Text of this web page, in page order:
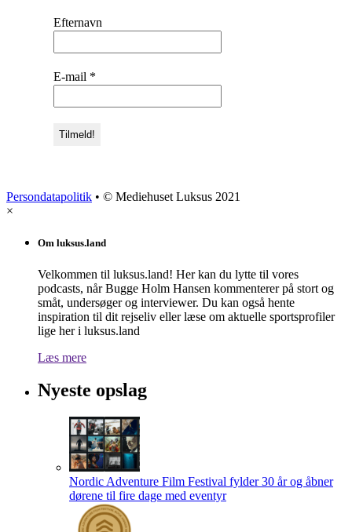
Efternavn
E-mail *
Persondatapolitik • © Mediehuset Luksus 2021
×
Om luksus.land
Velkommen til luksus.land! Her kan du lytte til vores
podcasts, når Bugge Holm Hansen kommenterer på stort og
småt, undersøger og interviewer. Du kan også hente
inspiration til dit rejseliv eller læse om aktuelle sportsprofiler
lige her i luksus.land
Læs mere
Nyeste opslag
Nordic Adventure Film Festival fylder 30 år og åbner
dørene til fire dage med eventyr